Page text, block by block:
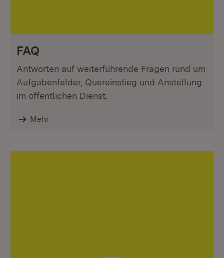
FAQ
Antworten auf weiterführende Fragen rund um
Aufgabenfelder, Quereinstieg und Anstellung
im öffentlichen Dienst.
Mehr